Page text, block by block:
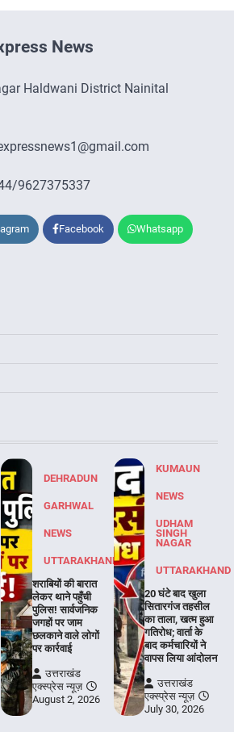
News
Haldwani District Nainital
9627375337
Facebook Whatsapp
DEHRADUN
GARHWAL
NEWS
UTTARAKHAND
शराबियों की बारात
लेकर थाने पहुँची
पुलिस! सार्वजनिक
जगहों पर जाम
छलकाने वाले लोगों
पर कार्रवाई
उत्तराखंड
एक्स्प्रेस न्यूज़
August 2, 2026
KUMAUN
NEWS
UDHAM
SINGH
NAGAR
UTTARAKHAND
20 घंटे बाद खुला
सितारगंज तहसील
का ताला, खत्म हुआ
गतिरोध; वार्ता के
बाद कर्मचारियों ने
वापस लिया आंदोलन
उत्तराखंड
एक्स्प्रेस न्यूज़
July 30, 2026